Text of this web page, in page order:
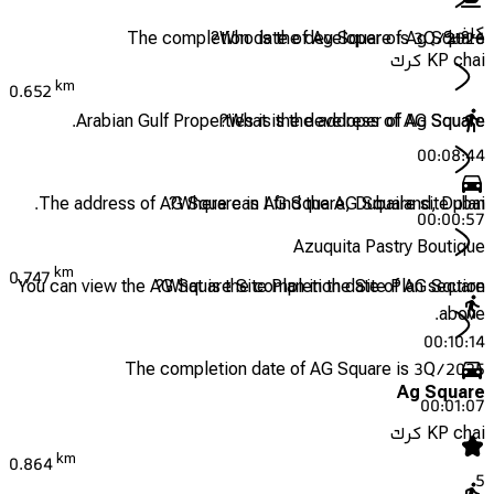
كافيه
KP chai كرك
0.652 km
00:08:44
00:00:57
Azuquita Pastry Boutique
0.747km
00:10:14
00:01:07
KP chai كرك
0.864km
The completion date of Ag Square is 3Q/2026
Who is the developer of Ag Square?
Arabian Gulf Properties is the developer of Ag Square.
What is the address of AG Square?
The address of AG Square is AG Square, Dubailand, Dubai.
Where can I find the AG Square site plan?
You can view the AG Square Site Plan in the Site Plan section
above.
What is the completion date of AG Square?
The completion date of AG Square is 3Q/2025
Ag Square
5